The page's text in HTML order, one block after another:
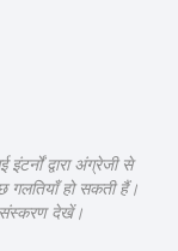
द्वारा अंग्रेजी से
गलतियाँ हो सकती हैं।
संस्करण देखें।